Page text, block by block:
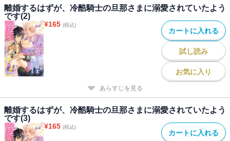
離婚するはずが、冷酷騎士の旦那さまに溺愛されていたよう
です(2)
¥165 (税込)
カートに入れる
試し読み
お気に入り
あらすじを見る
離婚するはずが、冷酷騎士の旦那さまに溺愛されていたよう
です(3)
¥165 (税込)
カートに入れる